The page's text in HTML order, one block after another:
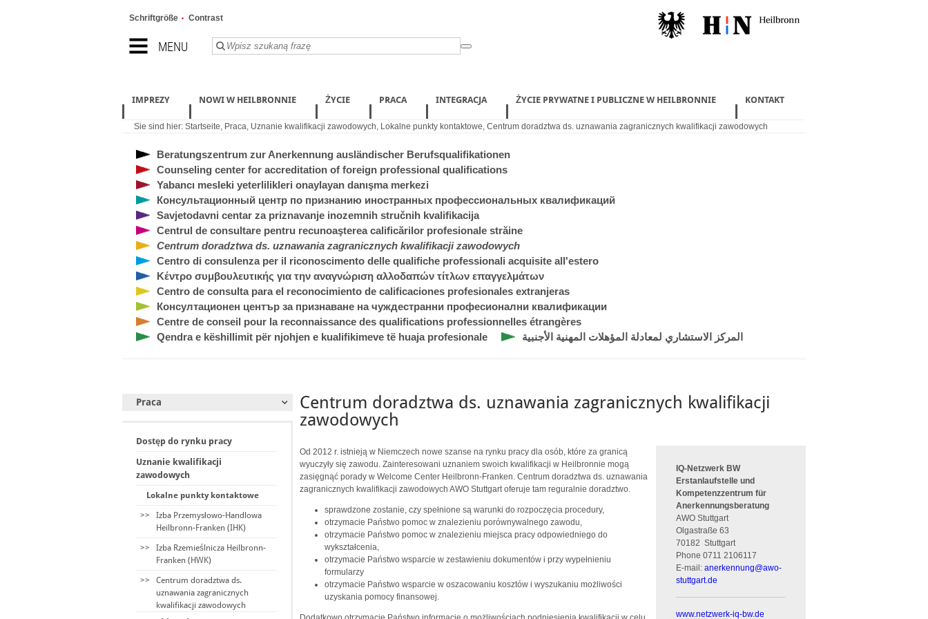
MENU
Schriftgröße Contrast
IMPREZY NOWI W HEILBRONNIE ŻYCIE PRACA INTEGRACJA ŻYCIE PRYWATNE I PUBLICZNE W HEILBRONNIE KONTAKT
Sie sind hier: Startseite, Praca, Uznanie kwalifikacji zawodowych, Lokalne punkty kontaktowe, Centrum doradztwa ds. uznawania zagranicznych kwalifikacji zawodowych
Beratungszentrum zur Anerkennung ausländischer Berufsqualifikationen
Counseling center for accreditation of foreign professional qualifications
Yabancı mesleki yeterlilikleri onaylayan danışma merkezi
Консультационный центр по признанию иностранных профессиональных квалификаций
Savjetodavni centar za priznavanje inozemnih stručnih kvalifikacija
Centrul de consultare pentru recunoaşterea calificărilor profesionale străine
Centrum doradztwa ds. uznawania zagranicznych kwalifikacji zawodowych
Centro di consulenza per il riconoscimento delle qualifiche professionali acquisite all'estero
Κέντρο συμβουλευτικής για την αναγνώριση αλλοδαπών τίτλων επαγγελμάτων
Centro de consulta para el reconocimiento de calificaciones profesionales extranjeras
Консултационен център за признаване на чуждестранни професионални квалификации
Centre de conseil pour la reconnaissance des qualifications professionnelles étrangères
Qendra e këshillimit për njohjen e kualifikimeve të huaja profesionale
المركز الاستشاري لمعادلة المؤهلات المهنية الأجنبية
Praca
Dostęp do rynku pracy
Uznanie kwalifikacji
zawodowych
Lokalne punkty kontaktowe
>>
Izba Przemysłowo-Handlowa
Heilbronn-Franken (IHK)
>>
Izba Rzemieślnicza Heilbronn-
Franken (HWK)
>>
Centrum doradztwa ds.
uznawania zagranicznych
kwalifikacji zawodowych
Centrum doradztwa ds. uznawania zagranicznych kwalifikacji
zawodowych
Od 2012 r. istnieją w Niemczech nowe szanse na rynku pracy dla osób, które za granicą
wyuczyły się zawodu. Zainteresowani uznaniem swoich kwalifikacji w Heilbronnie mogą
zasięgnąć porady w Welcome Center Heilbronn-Franken. Centrum doradztwa ds. uznawania
zagranicznych kwalifikacji zawodowych AWO Stuttgart oferuje tam reguralnie doradztwo.
sprawdzone zostanie, czy spełnione są warunki do rozpoczęcia procedury,
otrzymacie Państwo pomoc w znalezieniu porównywalnego zawodu,
otrzymacie Państwo pomoc w znalezieniu miejsca pracy odpowiedniego do
wykształcenia,
otrzymacie Państwo wsparcie w zestawieniu dokumentów i przy wypełnieniu
formularzy
otrzymacie Państwo wsparcie w oszacowaniu kosztów i wyszukaniu możliwości
uzyskania pomocy finansowej.
IQ-Netzwerk BW
Erstanlaufstelle und
Kompetenzzentrum für
Anerkennungsberatung
AWO Stuttgart
Olgastraße 63
70182 Stuttgart
Phone0711 2106117
E-mail:anerkennung@awo-
stuttgart.de
www.netzwerk-iq-bw.de